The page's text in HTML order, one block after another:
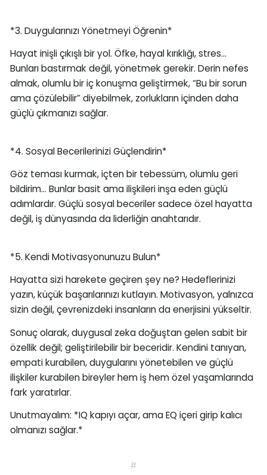
*3. Duygularınızı Yönetmeyi Öğrenin*
Hayat inişli çıkışlı bir yol. Öfke, hayal kırıklığı, stres…
Bunları bastırmak değil, yönetmek gerekir. Derin nefes
almak, olumlu bir iç konuşma geliştirmek, “Bu bir sorun
ama çözülebilir” diyebilmek, zorlukların içinden daha
güçlü çıkmanızı sağlar.
*4. Sosyal Becerilerinizi Güçlendirin*
Göz teması kurmak, içten bir tebessüm, olumlu geri
bildirim… Bunlar basit ama ilişkileri inşa eden güçlü
adımlardır. Güçlü sosyal beceriler sadece özel hayatta
değil, iş dünyasında da liderliğin anahtarıdır.
*5. Kendi Motivasyonunuzu Bulun*
Hayatta sizi harekete geçiren şey ne? Hedeflerinizi
yazın, küçük başarılarınızı kutlayın. Motivasyon, yalnızca
sizin değil, çevrenizdeki insanların da enerjisini yükseltir.
Sonuç olarak, duygusal zeka doğuştan gelen sabit bir
özellik değil; geliştirilebilir bir beceridir. Kendini tanıyan,
empati kurabilen, duygularını yönetebilen ve güçlü
ilişkiler kurabilen bireyler hem iş hem özel yaşamlarında
fark yaratırlar.
Unutmayalım: *IQ kapıyı açar, ama EQ içeri girip kalıcı
olmanızı sağlar.*
#